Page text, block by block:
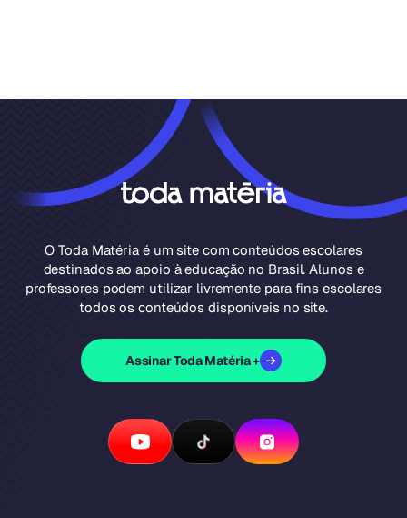
O Toda Matéria é um site com conteúdos escolares
destinados ao apoio à educação no Brasil. Alunos e
professores podem utilizar livremente para fins escolares
todos os conteúdos disponíveis no site.
Assinar Toda Matéria +